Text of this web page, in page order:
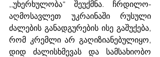
,,უხერხულობა“ შეუქმნა. ჩრდილო-
აღმოსავლეთ უკრაინაში რუსული
ძალების განადგურების ისე გაშუქება,
რომ კრემლი არ გაღიზიანებულიყო,
დიდ ძალისხმევას და სამსახიობო